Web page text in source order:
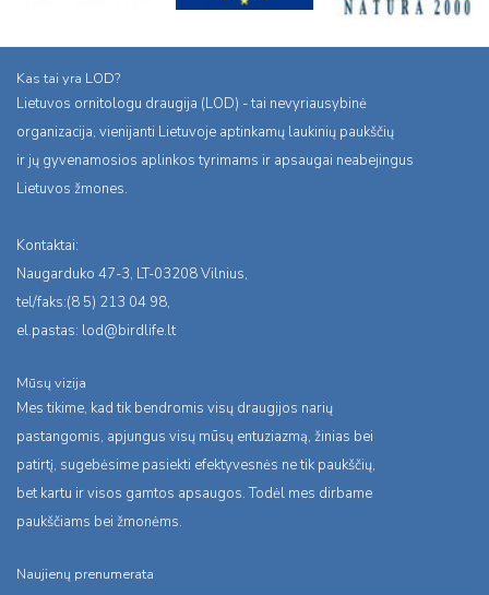
Kas tai yra LOD?
Lietuvos ornitologu draugija (LOD) - tai nevyriausybinė
organizacija, vienijanti Lietuvoje aptinkamų laukinių paukščių
ir jų gyvenamosios aplinkos tyrimams ir apsaugai neabejingus
Lietuvos žmones.
Kontaktai:
Naugarduko 47-3, LT-03208 Vilnius,
tel/faks:(8 5) 213 04 98,
el.pastas: lod@birdlife.lt
Mūsų vizija
Mes tikime, kad tik bendromis visų draugijos narių
pastangomis, apjungus visų mūsų entuziazmą, žinias bei
patirtį, sugebėsime pasiekti efektyvesnės ne tik paukščių,
bet kartu ir visos gamtos apsaugos. Todėl mes dirbame
paukščiams bei žmonėms.
Naujienų prenumerata